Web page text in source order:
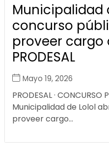
Municipalidad
concurso
proveer cargo
PRODESAL
Mayo 19, 2026
PRODESAL · CONCURSO
Municipalidad de Lolol
proveer cargo...